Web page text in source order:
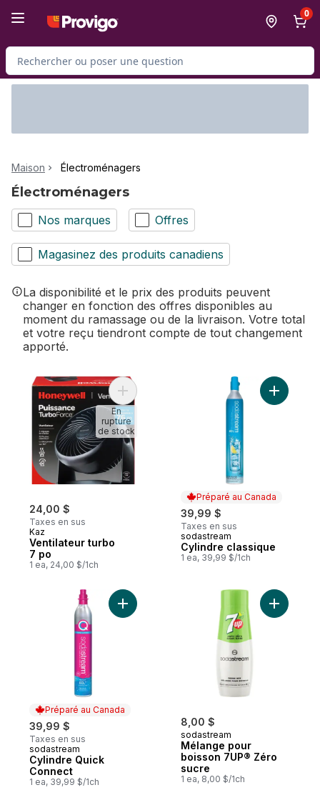
0
Rechercher des produits
Maison Électroménagers
Électroménagers
Nos marques Offres
Magasinez des produits canadiens
La disponibilité et le prix des produits peuvent
changer en fonction des offres disponibles au
moment du ramassage ou de la livraison. Votre total
et votre reçu tiendront compte de tout changement
apporté.
24,00 $
Taxes en sus
Kaz
Ventilateur turbo
7 po
1 ea, 24,00 $/1ch
Ajouter Ventilateur turbo 7 po au panier
En
rupture
de stock
Préparé au Canada
39,99 $
Taxes en sus
Préparé au Canada
sodastream
Cylindre classique
1 ea, 39,99 $/1ch
Ajouter
Préparé au Canada
39,99 $
Taxes en sus
Préparé au Canada
sodastream
Cylindre Quick
Connect
1 ea, 39,99 $/1ch
Ajouter Cylindre Quick Connect au panier
8,00 $
sodastream
Mélange pour
boisson 7UP® Zéro
sucre
1 ea, 8,00 $/1ch